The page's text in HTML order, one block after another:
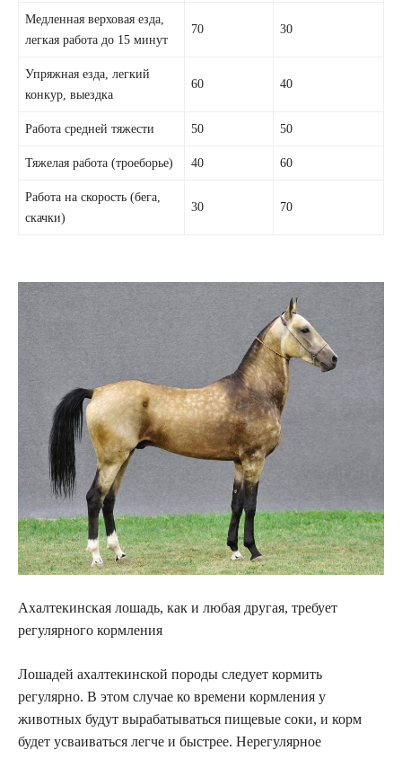
Медленная верховая езда,
легкая работа до 15 минут
70 30
Упряжная езда, легкий
конкур, выездка
60 40
Работа средней тяжести 50 50
Тяжелая работа (троеборье) 40 60
Работа на скорость (бега,
скачки)
30 70
Ахалтекинская лошадь, как и любая другая, требует
регулярного кормления
Лошадей ахалтекинской породы следует кормить
регулярно. В этом случае ко времени кормления у
животных будут вырабатываться пищевые соки, и корм
будет усваиваться легче и быстрее. Нерегулярное